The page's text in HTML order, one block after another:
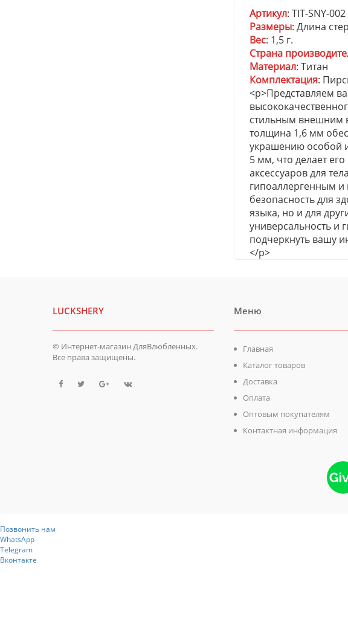
Артикул: TIT-SNY-002
Размеры: Длина
Вес: 1,5 г.
Страна
Материал: Титан
Комплектация:
<p>Представляем
стильным внешним
толщина 1,6 мм
украшению особой
5 мм, что делает
аксессуаров для
гипоаллергенным и
безопасность для
языка, но и для
универсальность и
подчеркнуть вашу
</p>
LUCKSHERY
© Интернет-магазин ДляВлюбленных.
Все права защищены.
Меню
Главная
Каталог товаров
Доставка
Оплата
Оптовым покупателям
Контактная информация
Позвонить нам
WhatsApp
Telegram
Вконтакте